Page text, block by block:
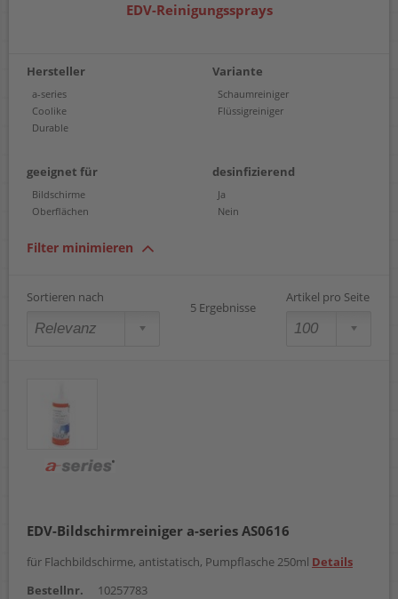
EDV-Reinigungssprays
Hersteller
a-series
Coolike
Durable
Variante
Schaumreiniger
Flüssigreiniger
geeignet für
Bildschirme
Oberflächen
desinfizierend
Ja
Nein
Filter minimieren
Sortieren nach
5 Ergebnisse
Artikel pro Seite
EDV-Bildschirmreiniger a-series AS0616
für Flachbildschirme, antistatisch, Pumpflasche 250ml Details
Bestellnr.
10257783